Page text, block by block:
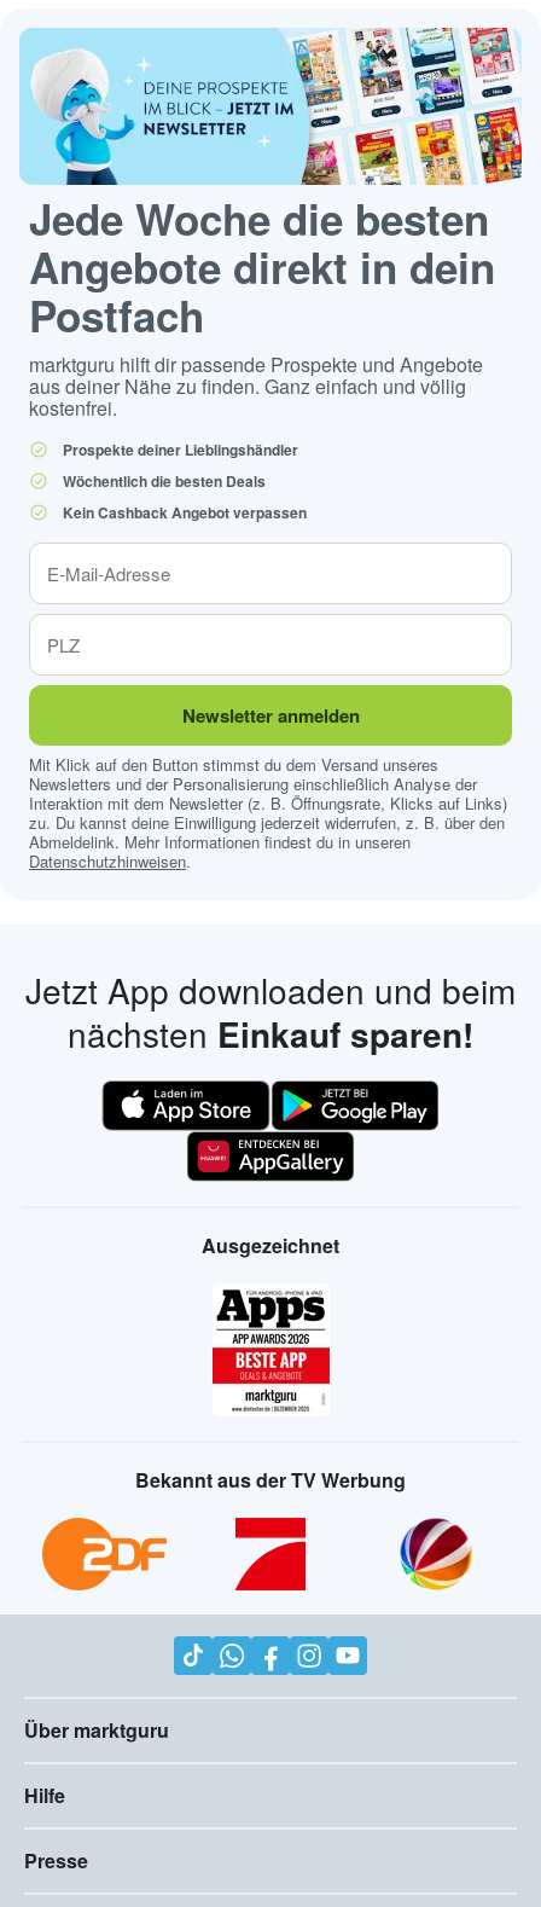
Jede Woche die besten
Angebote direkt in dein
Postfach
marktguru hilft dir passende Prospekte und Angebote
aus deiner Nähe zu finden. Ganz einfach und völlig
kostenfrei.
Prospekte deiner Lieblingshändler
Wöchentlich die besten Deals
Kein Cashback Angebot verpassen
Newsletter anmelden
Mit Klick auf den Button stimmst du dem Versand unseres
Newsletters und der Personalisierung einschließlich Analyse der
Interaktion mit dem Newsletter (z. B. Öffnungsrate, Klicks auf Links)
zu. Du kannst deine Einwilligung jederzeit widerrufen, z. B. über den
Abmeldelink. Mehr Informationen findest du in unseren
Datenschutzhinweisen.
Jetzt App downloaden und beim
nächsten Einkauf sparen!
Ausgezeichnet
Bekannt aus der TV Werbung
Über marktguru
Hilfe
Presse